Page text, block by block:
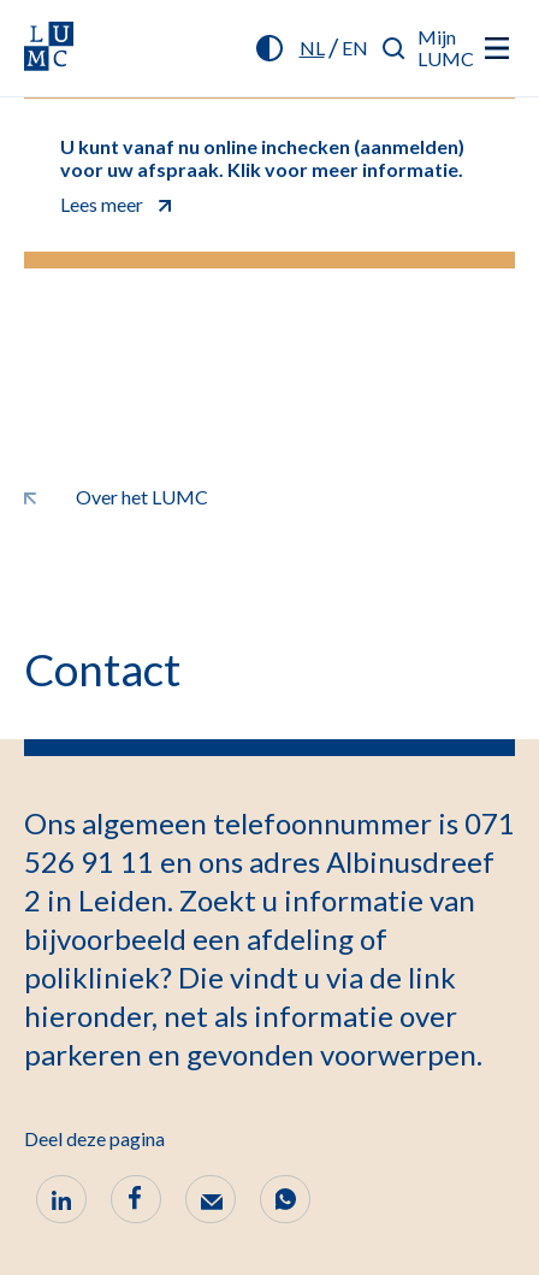
NL/ EN
Mijn
LUMC
U kunt vanaf nu online inchecken (aanmelden)
voor uw afspraak. Klik voor meer informatie.
Lees meer
Over het LUMC
Contact
Ons algemeen telefoonnummer is 071
526 91 11 en ons adres Albinusdreef
2 in Leiden. Zoekt u informatie van
bijvoorbeeld een afdeling of
polikliniek? Die vindt u via de link
hieronder, net als informatie over
parkeren en gevonden voorwerpen.
Deel deze pagina